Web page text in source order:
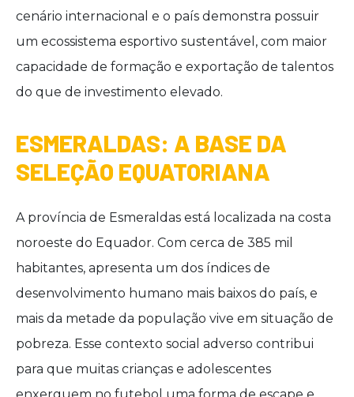
cenário internacional e o país demonstra possuir
um ecossistema esportivo sustentável, com maior
capacidade de formação e exportação de talentos
do que de investimento elevado.
ESMERALDAS: A BASE DA
SELEÇÃO EQUATORIANA
A província de Esmeraldas está localizada na costa
noroeste do Equador. Com cerca de 385 mil
habitantes, apresenta um dos índices de
desenvolvimento humano mais baixos do país, e
mais da metade da população vive em situação de
pobreza. Esse contexto social adverso contribui
para que muitas crianças e adolescentes